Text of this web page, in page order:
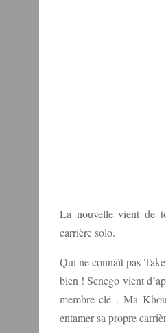
La nouvelle vient de
carrière solo.
Qui ne connaît pas
bien ! Senego vient
membre clé . Ma
entamer sa propre